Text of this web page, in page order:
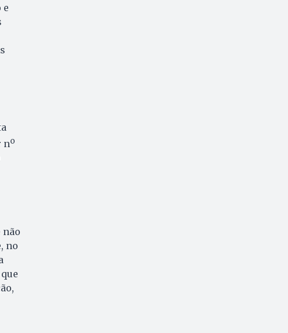
e
no
no